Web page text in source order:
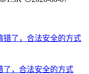
了，合法安全的方式